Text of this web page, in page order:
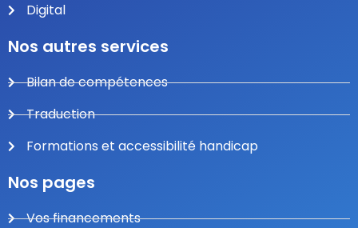
Digital
Nos autres services
Bilan de compétences
Traduction
Formations et accessibilité handicap
Nos pages
Vos financements